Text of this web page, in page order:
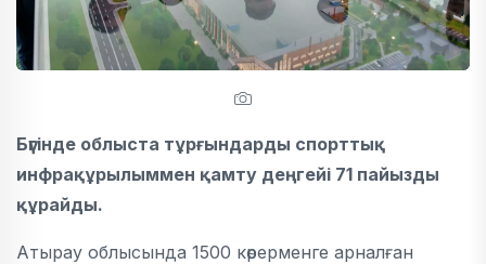
Бүгінде облыста тұрғындарды спорттық
инфрақұрылыммен қамту деңгейі 71 пайызды
құрайды.
Атырау облысында 1500 көрерменге арналған